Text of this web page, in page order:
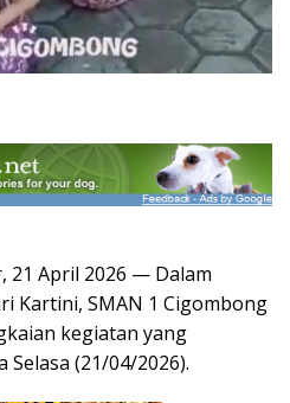
21 April 2026 — Dalam
Kartini, SMAN 1 Cigombong
kegiatan yang
(21/04/2026).